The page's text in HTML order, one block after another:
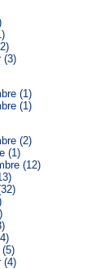
(3)
(1)
(1)
(2)
(1)
(12)
(4)